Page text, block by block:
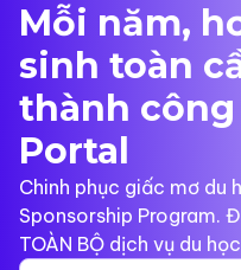
Mỗi năm,
sinh toàn
thành
Portal
Chinh phục giấc mơ du
Sponsorship Program.
TOÀN BỘ dịch vụ du